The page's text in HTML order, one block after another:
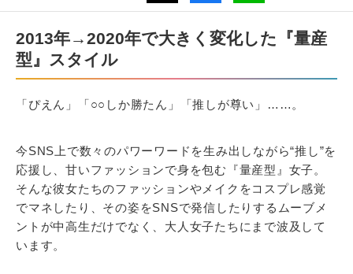
2013年→2020年で大きく変化した『量産
型』スタイル
「ぴえん」「○○しか勝たん」「推しが尊い」……。
今SNS上で数々のパワーワードを生み出しながら“推し”を
応援し、甘いファッションで身を包む『量産型』女子。
そんな彼女たちのファッションやメイクをコスプレ感覚
でマネしたり、その姿をSNSで発信したりするムーブメ
ントが中高生だけでなく、大人女子たちにまで波及して
います。